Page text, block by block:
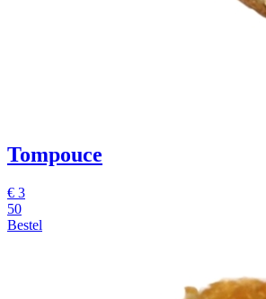
Tompouce
€ 3
50
Bestel